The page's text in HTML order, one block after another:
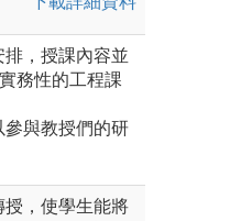
，授課內容並
務性的工程課
參與教授們的研
授，使學生能將